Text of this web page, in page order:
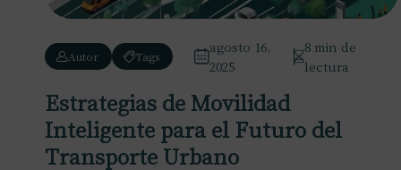
Autor Tags
agosto 16,
2025
8 min de
lectura
Estrategias de Movilidad
Inteligente para el Futuro del
Transporte Urbano